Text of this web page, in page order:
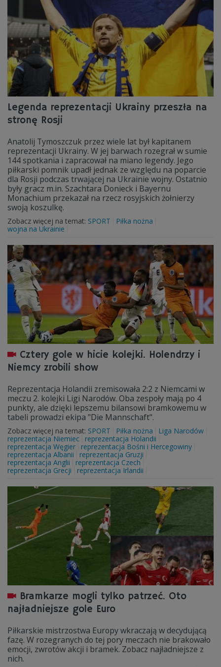
Legenda reprezentacji Ukrainy przeszła na
stronę Rosji
Anatolij Tymoszczuk przez wiele lat był kapitanem
reprezentacji Ukrainy. W jej barwach rozegrał w sumie
144 spotkania i zapracował na miano legendy. Jego
piłkarski pomnik upadł jednak ze względu na poparcie
dla Rosji podczas trwającej na Ukrainie wojny. Ostatnio
były gracz m.in. Szachtara Donieck i Bayernu
Monachium przekazał na rzecz rosyjskich żołnierzy
swoją koszulkę.
Zobacz więcej na temat: SPORT
Piłka nożna
wojna na Ukrainie
Cztery gole w hicie kolejki. Holendrzy i
Niemcy zrobili show
Reprezentacja Holandii zremisowała 2:2 z Niemcami w
meczu 2. kolejki Ligi Narodów. Oba zespoły mają po 4
punkty, ale dzięki lepszemu bilansowi bramkowemu w
tabeli prowadzi ekipa "Die Mannschaft".
Zobacz więcej na temat: SPORT Piłka nożna
Liga Narodów
reprezentacja Niemiec
reprezentacja Holandii
reprezentacja Węgier
reprezentacja Bośni i Hercegowiny
reprezentacja Albanii
reprezentacja Gruzji
reprezentacja Anglii
reprezentacja Czech
reprezentacja Grecji
reprezentacja Irlandii
Bramkarze mogli tylko patrzeć. Oto
najładniejsze gole Euro
Piłkarskie mistrzostwa Europy wkraczają w decydującą
fazę. W rozegranych do tej pory meczach nie brakowało
emocji, zwrotów akcji i bramek. Zobacz najładniejsze z
nich.